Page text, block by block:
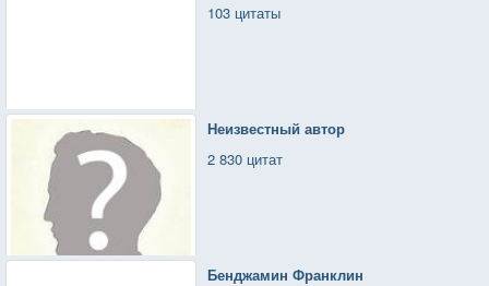
103 цитаты
Неизвестный автор
2 830 цитат
Бенджамин Франклин